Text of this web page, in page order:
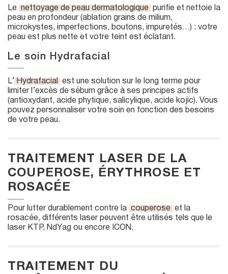
Le nettoyage de peau dermatologique
purifie et nettoie la
peau en profondeur (ablation grains de milium,
microkystes, imperfections, boutons, impuretés…) : votre
peau est plus nette et votre teint est éclatant.
Le soin Hydrafacial
L’ Hydrafacial
est une solution sur le long terme pour
limiter l’excès de sébum grâce à ses principes actifs
(antioxydant, acide phytique, salicylique, acide kojic). Vous
pouvez personnaliser votre soin en fonction des besoins
de votre peau.
TRAITEMENT LASER DE LA
COUPEROSE, ÉRYTHROSE ET
ROSACÉE
Pour lutter durablement contre la couperose et la
rosacée, différents laser peuvent être utilisés tels que le
laser KTP, NdYag ou encore ICON.
TRAITEMENT DU